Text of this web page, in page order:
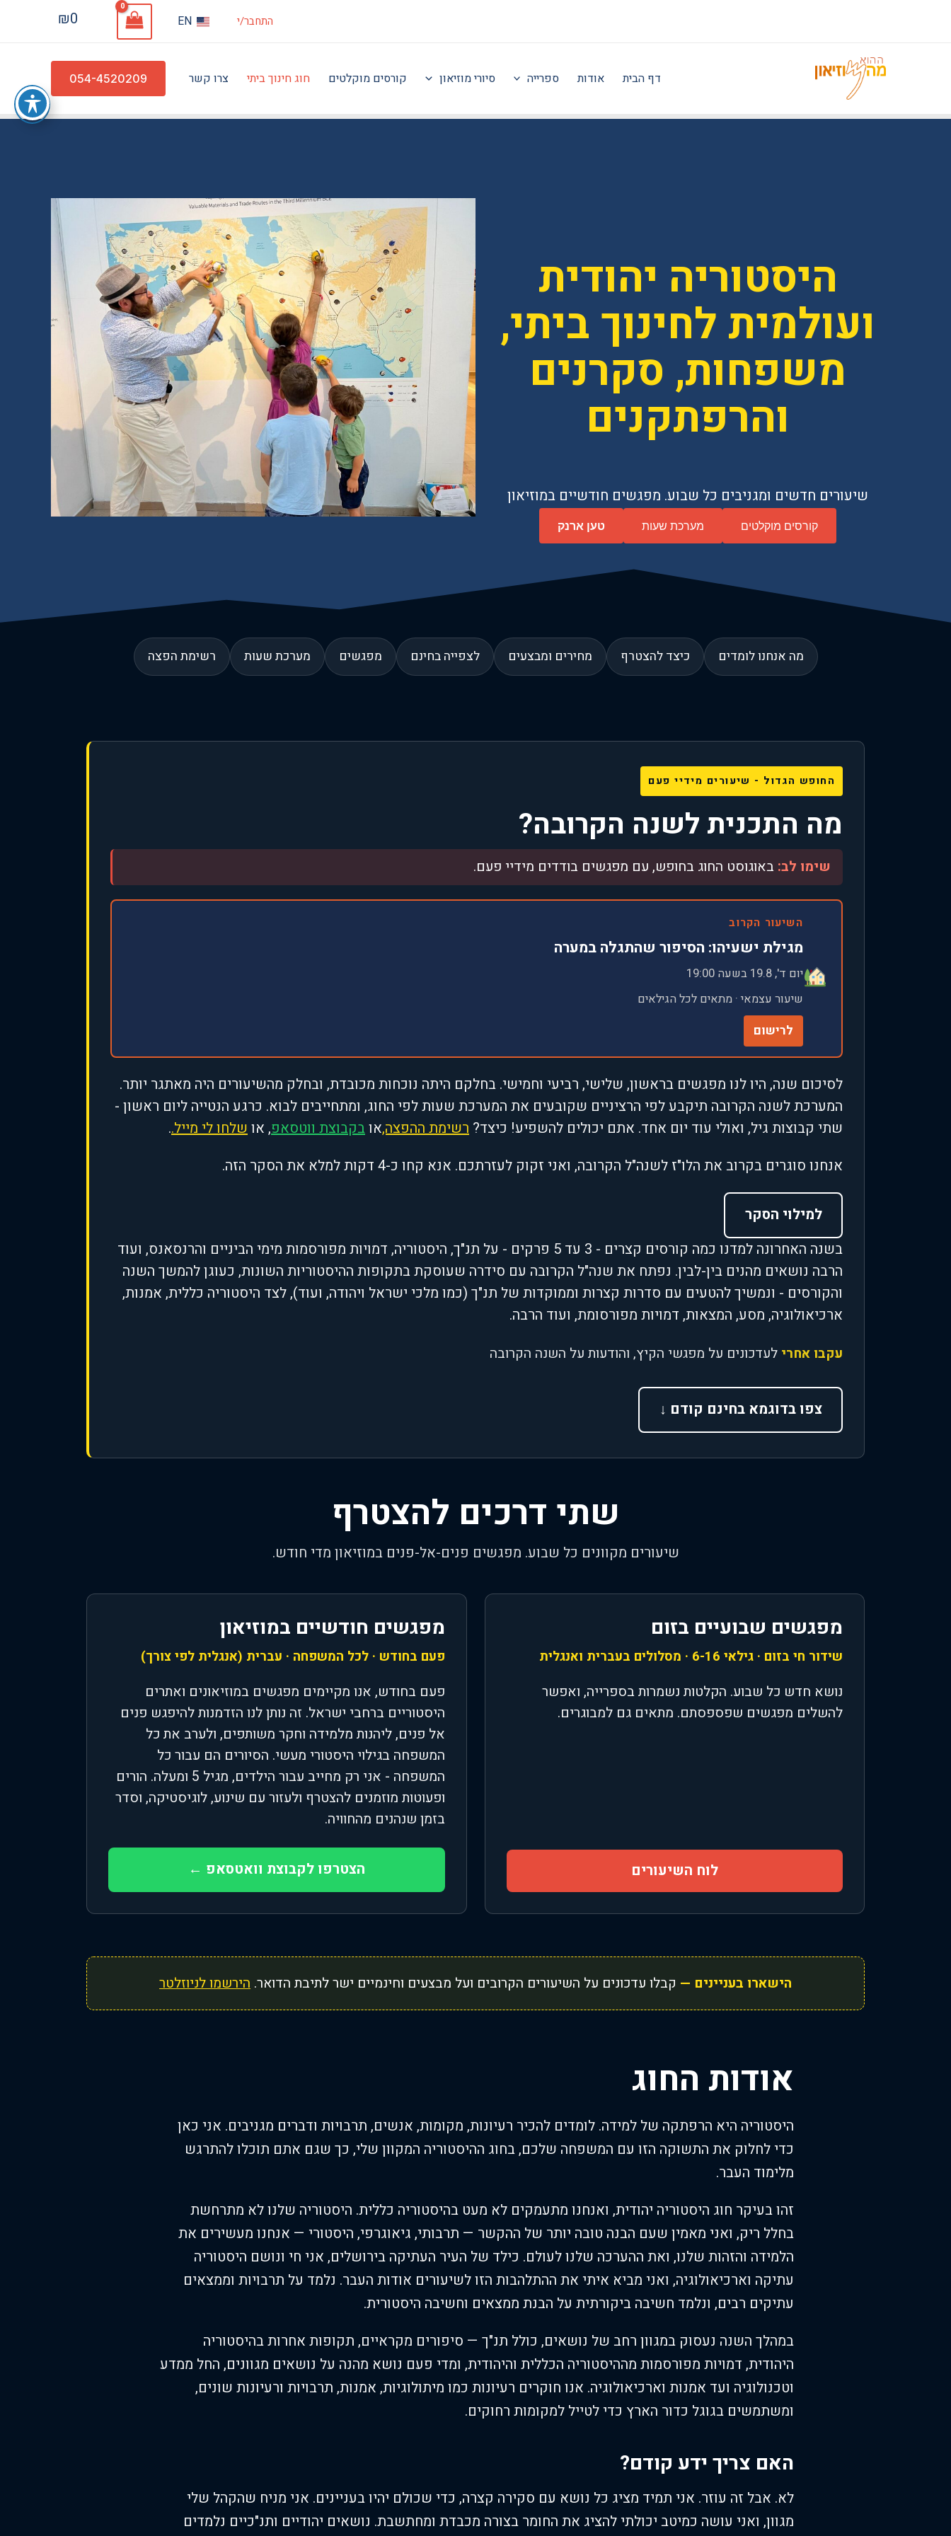
התחבר/י EN
₪0
דף הבית אודות ספרייה סיורי מוזיאון קורסים מוקלטים חוג חינוך ביתי צרו קשר 054-4520209
היסטוריה יהודית
ועולמית לחינוך ביתי,
משפחות, סקרנים
והרפתקנים
שיעורים חדשים ומגניבים כל שבוע. מפגשים חודשיים במוזיאון
קורסים מוקלטים מערכת שעות טען ארנק
מה אנחנו לומדים כיצד להצטרף מחירים ומבצעים לצפייה בחינם מפגשים מערכת שעות רשימת הפצה
החופש הגדול - שיעורים מידיי פעם
מה התכנית לשנה הקרובה?
שימו לב: באוגוסט החוג בחופש, עם מפגשים בודדים מידיי פעם.
השיעור הקרוב
מגילת ישעיהו: הסיפור שהתגלה במערה
יום ד', 19.8 בשעה 19:00
שיעור עצמאי · מתאים לכל הגילאים
לרישום
לסיכום שנה, היו לנו מפגשים בראשון, שלישי, רביעי וחמישי. בחלקם היתה נוכחות מכובדת, ובחלק מהשיעורים היה מאתגר יותר.
המערכת לשנה הקרובה תיקבע לפי הרציניים שקובעים את המערכת שעות לפי החוג, ומתחייבים לבוא. כרגע הנטייה ליום ראשון -
שתי קבוצות גיל, ואולי עוד יום אחד. אתם יכולים להשפיע! כיצד? רשימת ההפצה,אובקבוצת ווטסאפ, או שלחו לי מייל..
אנחנו סוגרים בקרוב את הלו"ז לשנה"ל הקרובה, ואני זקוק לעזרתכם. אנא קחו כ-4 דקות למלא את הסקר הזה.
למילוי הסקר
בשנה האחרונה למדנו כמה קורסים קצרים - 3 עד 5 פרקים - על תנ"ך, היסטוריה, דמויות מפורסמות מימי הביניים והרנסאנס, ועוד
הרבה נושאים מהנים בין-לבין. נפתח את שנה"ל הקרובה עם סידרה שעוסקת בתקופות ההיסטוריות השונות, כעוגן להמשך השנה
והקורסים - ונמשיך להטעים עם סדרות קצרות וממוקדות של תנ"ך (כמו מלכי ישראל ויהודה, ועוד), לצד היסטוריה כללית, אמנות,
ארכיאולוגיה, מסע, המצאות, דמויות מפורסומת, ועוד הרבה.
עקבו אחרי לעדכונים על מפגשי הקיץ, והודעות על השנה הקרובה
צפו בדוגמא בחינם קודם ↓
שתי דרכים להצטרף
שיעורים מקוונים כל שבוע. מפגשים פנים-אל-פנים במוזיאון מדי חודש.
מפגשים שבועיים בזום
שידור חי בזום · גילאי 6-16 · מסלולים בעברית ואנגלית
נושא חדש כל שבוע. הקלטות נשמרות בספרייה, ואפשר
להשלים מפגשים שפספסתם. מתאים גם למבוגרים.
לוח השיעורים
מפגשים חודשיים במוזיאון
פעם בחודש · לכל המשפחה · עברית (אנגלית לפי צורך)
פעם בחודש, אנו מקיימים מפגשים במוזיאונים ואתרים
היסטוריים ברחבי ישראל. זה נותן לנו הזדמנות להיפגש פנים
אל פנים, ליהנות מלמידה וחקר משותפים, ולערב את כל
המשפחה בגילוי היסטורי מעשי. הסיורים הם עבור כל
המשפחה - אני רק מחייב עבור הילדים, מגיל 5 ומעלה. הורים
ופעוטות מוזמנים להצטרף ולעזור עם שינוע, לוגיסטיקה, וסדר
בזמן שנהנים מהחוויה.
הצטרפו לקבוצת וואטסאפ
הישארו בעניינים — קבלו עדכונים על השיעורים הקרובים ועל מבצעים וחינמיים ישר לתיבת הדואר. הירשמו לניוזלטר
אודות החוג
היסטוריה היא הרפתקה של למידה. לומדים להכיר רעיונות, מקומות, אנשים, תרבויות ודברים מגניבים. אני כאן
כדי לחלוק את התשוקה הזו עם המשפחה שלכם, בחוג ההיסטוריה המקוון שלי, כך שגם אתם תוכלו להתרגש
מלימוד העבר.
זהו בעיקר חוג היסטוריה יהודית, ואנחנו מתעמקים לא מעט בהיסטוריה כללית. היסטוריה שלנו לא מתרחשת
בחלל ריק, ואני מאמין שעם הבנה טובה יותר של ההקשר — תרבותי, גיאוגרפי, היסטורי — אנחנו מעשירים את
הלמידה והזהות שלנו, ואת ההערכה שלנו לעולם. כילד של העיר העתיקה בירושלים, אני חי ונושם היסטוריה
עתיקה וארכיאולוגיה, ואני מביא איתי את ההתלהבות הזו לשיעורים אודות העבר. נלמד על תרבויות וממצאים
עתיקים רבים, ונלמד חשיבה ביקורתית על הבנת ממצאים וחשיבה היסטורית.
במהלך השנה נעסוק במגוון רחב של נושאים, כולל תנ"ך — סיפורים מקראיים, תקופות אחרות בהיסטוריה
היהודית, דמויות מפורסמות מההיסטוריה הכללית והיהודית, ומדי פעם נושא מהנה על נושאים מגוונים, החל ממדע
וטכנולוגיה ועד אמנות וארכיאולוגיה. אנו חוקרים רעיונות כמו מיתולוגיות, אמנות, תרבויות ורעיונות שונים,
ומשתמשים בגוגל כדור הארץ כדי לטייל למקומות רחוקים.
האם צריך ידע קודם?
לא. אבל זה עוזר. אני תמיד מציג כל נושא עם סקירה קצרה, כדי שכולם יהיו בעניינים. אני מניח שהקהל שלי
מגוון, ואני עושה כמיטב יכולתי להציג את החומר בצורה מכבדת ומחתשבת. נושאים יהודיים ותנ"כיים נלמדים